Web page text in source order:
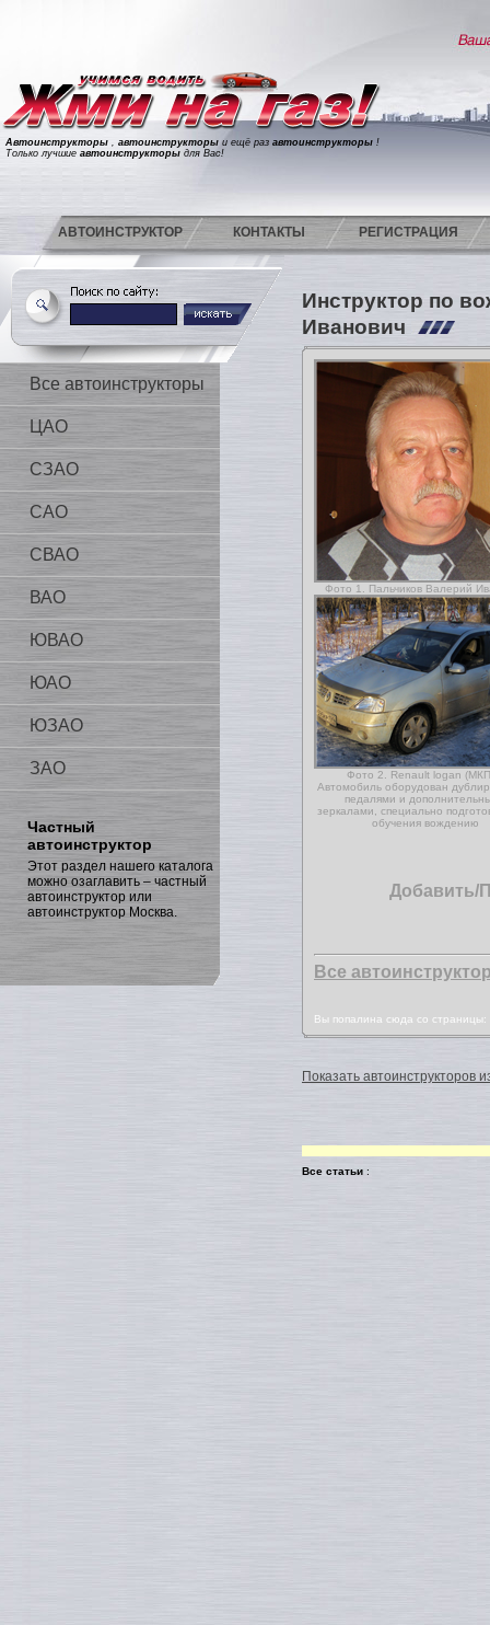
Автоинструкторы , автоинструкторы и ещё раз автоинструкторы !
Только лучшие автоинструкторы для Вас!
АВТОИНСТРУКТОР КОНТАКТЫ РЕГИСТРАЦИЯ
Все автоинструкторы
ЦАО
СЗАО
САО
СВАО
ВАО
ЮВАО
ЮАО
ЮЗАО
ЗАО
Частный
автоинструктор
Этот раздел нашего каталога
можно озаглавить – частный
автоинструктор или
автоинструктор Москва.
Инструктор по
Иванович
Фото 1. Пальчиков Валерий
Фото 2. Renault logan
Автомобиль оборудован
педалями и
зеркалами, специально
обучения вождению
Добавить/
Все
Вы попалина сюда со
Показать автоинструкторов
Все статьи :